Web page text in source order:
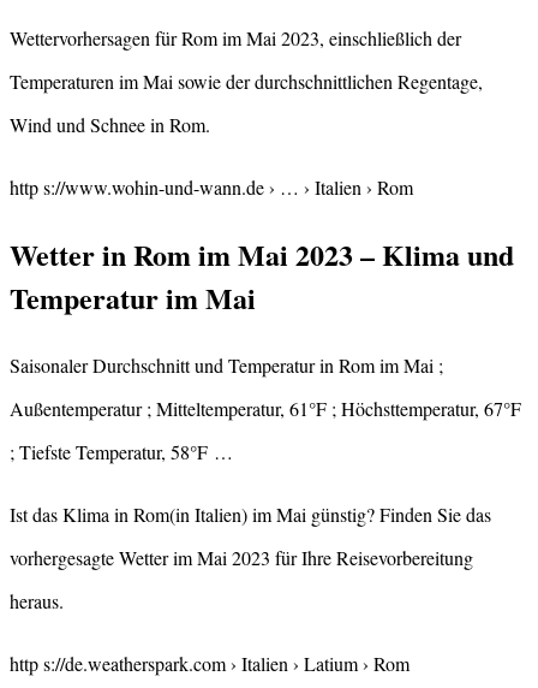
Wettervorhersagen für Rom im Mai 2023, einschließlich der
Temperaturen im Mai sowie der durchschnittlichen Regentage,
Wind und Schnee in Rom.
http s://www.wohin-und-wann.de › … › Italien › Rom
Wetter in Rom im Mai 2023 – Klima und
Temperatur im Mai
Saisonaler Durchschnitt und Temperatur in Rom im Mai ;
Außentemperatur ; Mitteltemperatur, 61°F ; Höchsttemperatur, 67°F
; Tiefste Temperatur, 58°F …
Ist das Klima in Rom(in Italien) im Mai günstig? Finden Sie das
vorhergesagte Wetter im Mai 2023 für Ihre Reisevorbereitung
heraus.
http s://de.weatherspark.com › Italien › Latium › Rom